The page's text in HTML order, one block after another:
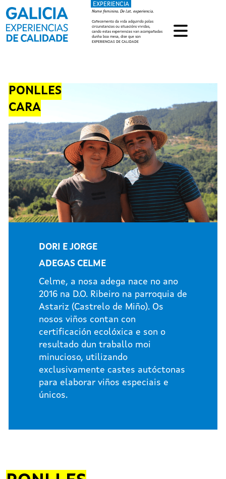
Ir o contido principal
EXPERIENCIA
Nome feminino. De lat. experiencia.
Coñecemento da vida adquirido polas
circunstancias ou situacións vividas,
cando estas experiencias van acompañadas
dunha boa mesa, dise que son
EXPERIENCIAS DE CALIDADE
PONLLES
CARA
DORI E JORGE
ADEGAS CELME
Celme, a nosa adega nace no ano
2016 na D.O. Ribeiro na parroquia de
Astariz (Castrelo de Miño). Os
nosos viños contan con
certificación ecolóxica e son o
resultado dun traballo moi
minucioso, utilizando
exclusivamente castes autóctonas
para elaborar viños especiais e
únicos.